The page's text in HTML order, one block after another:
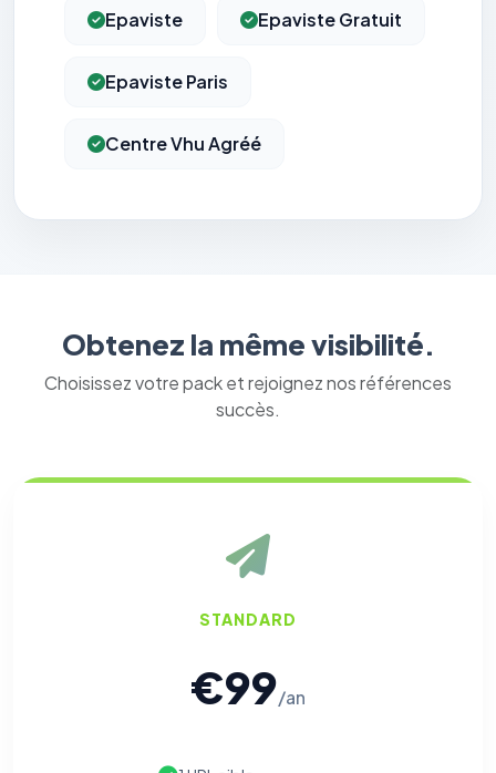
Epaviste Epaviste Gratuit
Epaviste Paris
Centre Vhu Agréé
Obtenez la même visibilité.
Choisissez votre pack et rejoignez nos références
succès.
STANDARD
€99/an